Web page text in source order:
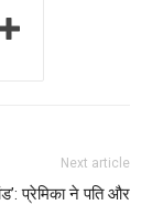
Next article
प्रेमिका ने पति और